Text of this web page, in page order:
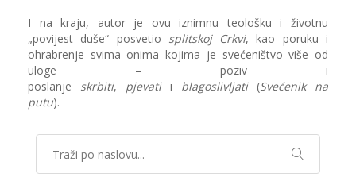
I na kraju, autor je ovu iznimnu teološku i životnu
„povijest duše“ posvetio splitskoj Crkvi, kao poruku i
ohrabrenje svima onima kojima je svećeništvo više od
uloge – poziv i
poslanje skrbiti, pjevatii blagoslivljati (Svećenik na
putu).